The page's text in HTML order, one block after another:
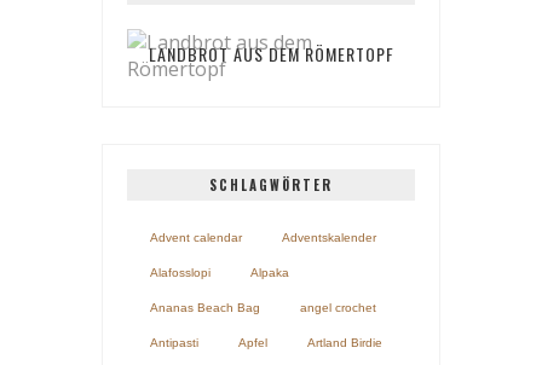
LANDBROT AUS DEM RÖMERTOPF
SCHLAGWÖRTER
Advent calendar Adventskalender
Alafosslopi Alpaka
Ananas Beach Bag angel crochet
Antipasti Apfel Artland Birdie